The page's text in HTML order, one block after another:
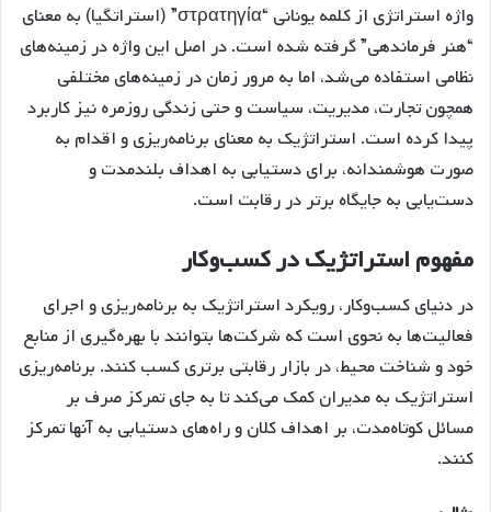
واژه استراتژی از کلمه یونانی “στρατηγία” (استراتگیا) به معنای
“هنر فرماندهی” گرفته شده است. در اصل این واژه در زمینه‌های
نظامی استفاده می‌شد، اما به مرور زمان در زمینه‌های مختلفی
همچون تجارت، مدیریت، سیاست و حتی زندگی روزمره نیز کاربرد
پیدا کرده است. استراتژیک به معنای برنامه‌ریزی و اقدام به
صورت هوشمندانه، برای دستیابی به اهداف بلندمدت و
دست‌یابی به جایگاه برتر در رقابت است.
مفهوم استراتژیک در کسب‌وکار
در دنیای کسب‌وکار، رویکرد استراتژیک به برنامه‌ریزی و اجرای
فعالیت‌ها به نحوی است که شرکت‌ها بتوانند با بهره‌گیری از منابع
خود و شناخت محیط، در بازار رقابتی برتری کسب کنند. برنامه‌ریزی
استراتژیک به مدیران کمک می‌کند تا به جای تمرکز صرف بر
مسائل کوتاه‌مدت، بر اهداف کلان و راه‌های دستیابی به آنها تمرکز
کنند.